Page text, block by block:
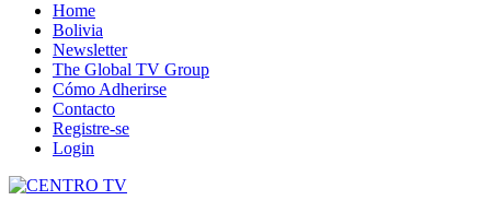
Home
Bolivia
Newsletter
The Global TV Group
Cómo Adherirse
Contacto
Registre-se
Login